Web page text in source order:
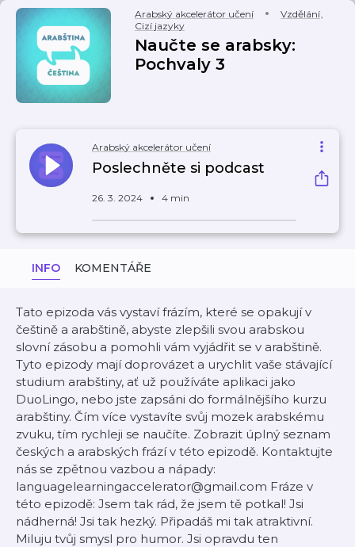
Arabský akcelerátor učení Vzdělání,
Cizí jazyky
Naučte se arabsky:
Pochvaly 3
Arabský akcelerátor učení
Poslechněte si podcast
26. 3. 2024 4 min
INFO KOMENTÁŘE
Tato epizoda vás vystaví frázím, které se opakují v
češtině a arabštině, abyste zlepšili svou arabskou
slovní zásobu a pomohli vám vyjádřit se v arabštině.
Tyto epizody mají doprovázet a urychlit vaše stávající
studium arabštiny, ať už používáte aplikaci jako
DuoLingo, nebo jste zapsáni do formálnějšího kurzu
arabštiny. Čím více vystavíte svůj mozek arabskému
zvuku, tím rychleji se naučíte. Zobrazit úplný seznam
českých a arabských frází v této epizodě. Kontaktujte
nás se zpětnou vazbou a nápady:
languagelearningaccelerator@gmail.com Fráze v
této epizodě: Jsem tak rád, že jsem tě potkal! Jsi
nádherná! Jsi tak hezký. Připadáš mi tak atraktivní.
Miluju tvůj smysl pro humor. Jsi opravdu ten